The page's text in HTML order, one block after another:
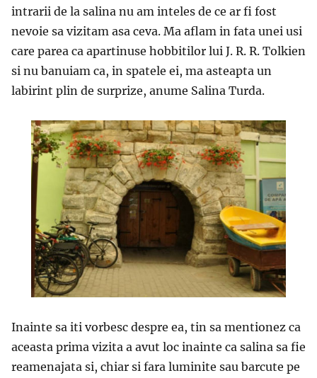
intrarii de la salina nu am inteles de ce ar fi fost
nevoie sa vizitam asa ceva. Ma aflam in fata unei usi
care parea ca apartinuse hobbitilor lui J. R. R. Tolkien
si nu banuiam ca, in spatele ei, ma asteapta un
labirint plin de surprize, anume Salina Turda.
Inainte sa iti vorbesc despre ea, tin sa mentionez ca
aceasta prima vizita a avut loc inainte ca salina sa fie
reamenajata si, chiar si fara luminite sau barcute pe